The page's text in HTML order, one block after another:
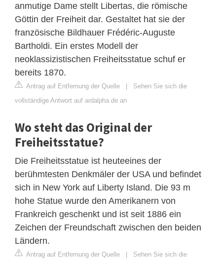
anmutige Dame stellt Libertas, die römische
Göttin der Freiheit dar. Gestaltet hat sie der
französische Bildhauer Frédéric-Auguste
Bartholdi. Ein erstes Modell der
neoklassizistischen Freiheitsstatue schuf er
bereits 1870.
Antrag auf Entfernung der Quelle | Sehen Sie sich die
vollständige Antwort auf ardalpha.de an
Wo steht das Original der
Freiheitsstatue?
Die Freiheitsstatue ist heuteeines der
berühmtesten Denkmäler der USA und befindet
sich in New York auf Liberty Island. Die 93 m
hohe Statue wurde den Amerikanern von
Frankreich geschenkt und ist seit 1886 ein
Zeichen der Freundschaft zwischen den beiden
Ländern.
Antrag auf Entfernung der Quelle | Sehen Sie sich die